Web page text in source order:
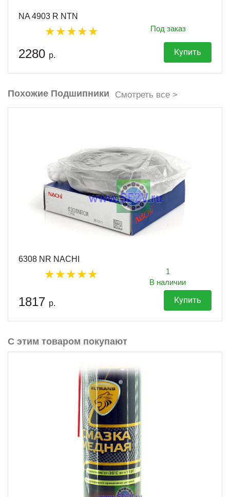
NA 4903 R NTN
Под заказ
2280 р. Купить
Похожие Подшипники Смотреть все >
6308 NR NACHI
1
В наличии
1817 р. Купить
С этим товаром покупают